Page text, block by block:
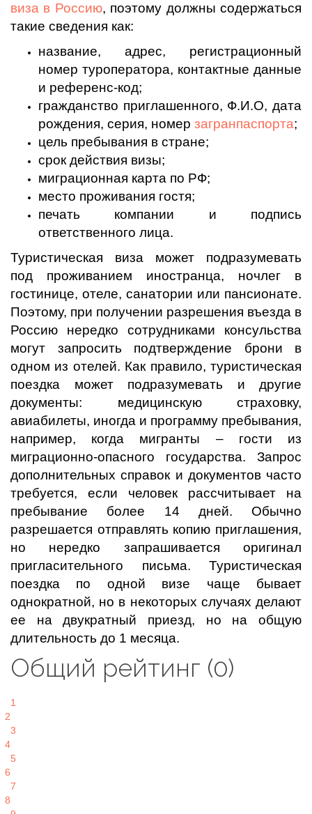
виза в Россию, поэтому должны содержаться
такие сведения как:
название, адрес, регистрационный
номер туроператора, контактные данные
и референс-код;
гражданство приглашенного, Ф.И.О, дата
рождения, серия, номер загранпаспорта;
цель пребывания в стране;
срок действия визы;
миграционная карта по РФ;
место проживания гостя;
печать компании и подпись
ответственного лица.
Туристическая виза может подразумевать
под проживанием иностранца, ночлег в
гостинице, отеле, санатории или пансионате.
Поэтому, при получении разрешения въезда в
Россию нередко сотрудниками консульства
могут запросить подтверждение брони в
одном из отелей. Как правило, туристическая
поездка может подразумевать и другие
документы: медицинскую страховку,
авиабилеты, иногда и программу пребывания,
например, когда мигранты – гости из
миграционно-опасного государства. Запрос
дополнительных справок и документов часто
требуется, если человек рассчитывает на
пребывание более 14 дней. Обычно
разрешается отправлять копию приглашения,
но нередко запрашивается оригинал
пригласительного письма. Туристическая
поездка по одной визе чаще бывает
однократной, но в некоторых случаях делают
ее на двукратный приезд, но на общую
длительность до 1 месяца.
Общий рейтинг (0)
1
2
3
4
5
6
7
8